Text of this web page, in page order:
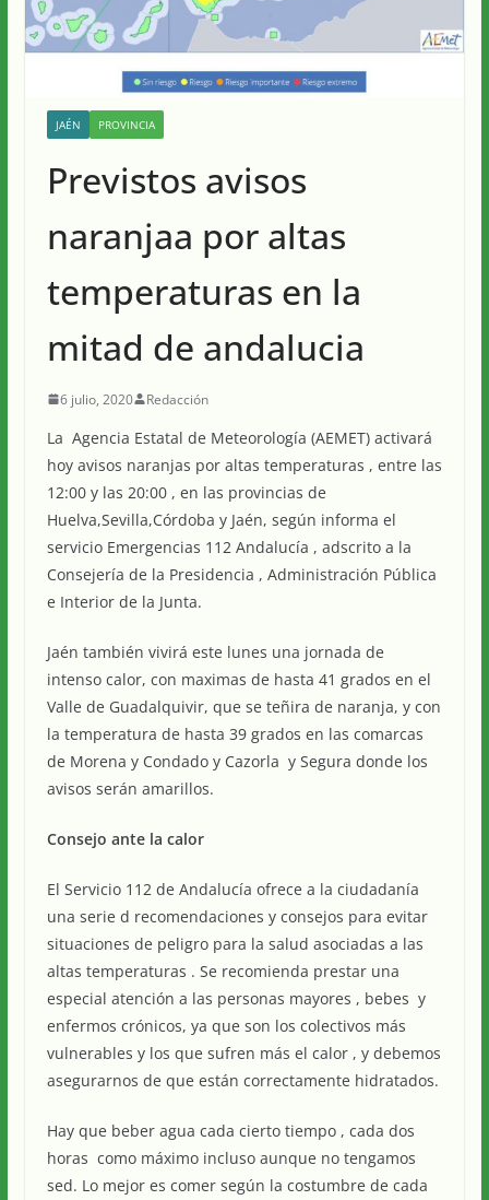
JAÉN PROVINCIA
Previstos avisos
naranjaa por altas
temperaturas en la
mitad de andalucia
6 julio, 2020 Redacción
La Agencia Estatal de Meteorología (AEMET) activará
hoy avisos naranjas por altas temperaturas , entre las
12:00 y las 20:00 , en las provincias de
Huelva,Sevilla,Córdoba y Jaén, según informa el
servicio Emergencias 112 Andalucía , adscrito a la
Consejería de la Presidencia , Administración Pública
e Interior de la Junta.
Jaén también vivirá este lunes una jornada de
intenso calor, con maximas de hasta 41 grados en el
Valle de Guadalquivir, que se teñira de naranja, y con
la temperatura de hasta 39 grados en las comarcas
de Morena y Condado y Cazorla y Segura donde los
avisos serán amarillos.
Consejo ante la calor
El Servicio 112 de Andalucía ofrece a la ciudadanía
una serie d recomendaciones y consejos para evitar
situaciones de peligro para la salud asociadas a las
altas temperaturas . Se recomienda prestar una
especial atención a las personas mayores , bebes y
enfermos crónicos, ya que son los colectivos más
vulnerables y los que sufren más el calor , y debemos
asegurarnos de que están correctamente hidratados.
Hay que beber agua cada cierto tiempo , cada dos
horas como máximo incluso aunque no tengamos
sed. Lo mejor es comer según la costumbre de cada